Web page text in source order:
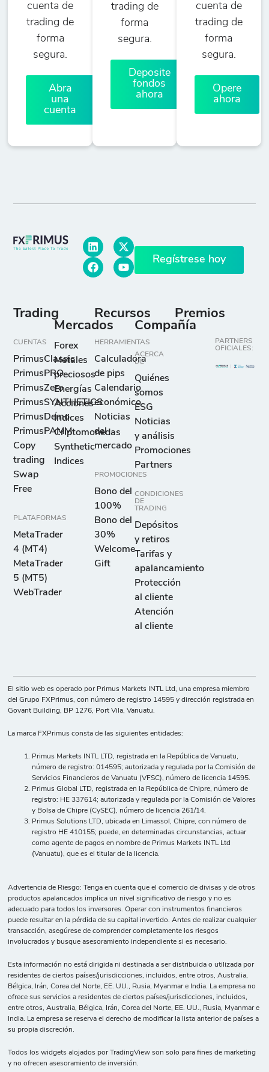
cuenta de
trading de
forma
segura.
Abra
una
cuenta
trading de
forma
segura.
Deposite
fondos
ahora
cuenta de
trading de
forma
segura.
Opere
ahora
Regístrese hoy
Trading
CUENTAS
PrimusClassic
PrimusPRO
PrimusZero
PrimusSYNTHETICS
PrimusDemo
PrimusPAMM
Copy
trading
Swap
Free
PLATAFORMAS
MetaTrader
4 (MT4)
MetaTrader
5 (MT5)
WebTrader
Mercados
Forex
Metales
preciosos
Energías
Acciones
Índices
Criptomonedas
Synthetic
Indices
Recursos
HERRAMIENTAS
Calculadora
de pips
Calendario
económico
Noticias
del
mercado
PROMOCIONES
Bono del
100%
Bono del
30%
Welcome
Gift
Compañía
ACERCA
DE
Quiénes
somos
ESG
Noticias
y análisis
Promociones
Partners
CONDICIONES
DE
TRADING
Depósitos
y retiros
Tarifas y
apalancamiento
Protección
al cliente
Atención
al cliente
Premios
PARTNERS
OFICIALES:
El sitio web es operado por Primus Markets INTL Ltd, una empresa miembro
del Grupo FXPrimus, con número de registro 14595 y dirección registrada en
Govant Building, BP 1276, Port Vila, Vanuatu.
La marca FXPrimus consta de las siguientes entidades:
Primus Markets INTL LTD, registrada en la República de Vanuatu,
número de registro: 014595; autorizada y regulada por la Comisión de
Servicios Financieros de Vanuatu (VFSC), número de licencia 14595.
Primus Global LTD, registrada en la República de Chipre, número de
registro: HE 337614; autorizada y regulada por la Comisión de Valores
y Bolsa de Chipre (CySEC), número de licencia 261/14.
Primus Solutions LTD, ubicada en Limassol, Chipre, con número de
registro HE 410155; puede, en determinadas circunstancias, actuar
como agente de pagos en nombre de Primus Markets INTL Ltd
(Vanuatu), que es el titular de la licencia.
Advertencia de Riesgo: Tenga en cuenta que el comercio de divisas y de otros
productos apalancados implica un nivel significativo de riesgo y no es
adecuado para todos los inversores. Operar con instrumentos financieros
puede resultar en la pérdida de su capital invertido. Antes de realizar cualquier
transacción, asegúrese de comprender completamente los riesgos
involucrados y busque asesoramiento independiente si es necesario.
Esta información no está dirigida ni destinada a ser distribuida o utilizada por
residentes de ciertos países/jurisdicciones, incluidos, entre otros, Australia,
Bélgica, Irán, Corea del Norte, EE. UU., Rusia, Myanmar e India. La empresa no
ofrece sus servicios a residentes de ciertos países/jurisdicciones, incluidos,
entre otros, Australia, Bélgica, Irán, Corea del Norte, EE. UU., Rusia, Myanmar e
India. La empresa se reserva el derecho de modificar la lista anterior de países a
su propia discreción.
Todos los widgets alojados por TradingView son solo para fines de marketing
y no ofrecen asesoramiento de inversión.